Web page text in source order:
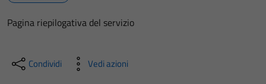
Pagina riepilogativa del servizio
Condividi Vedi azioni